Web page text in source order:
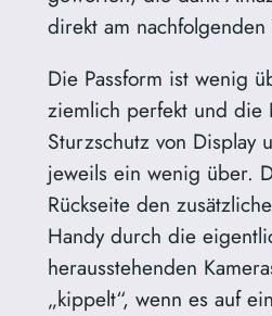
direkt am nachfolgenden
Die Passform ist wenig
ziemlich perfekt und die
Sturzschutz von Display
jeweils ein wenig über.
Rückseite den
Handy durch die
herausstehenden
„kippelt“, wenn es auf